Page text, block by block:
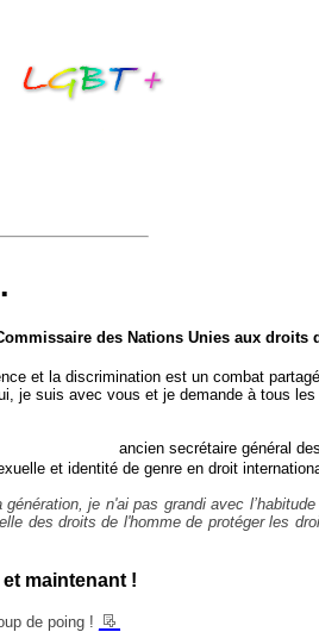
des Nations Unies aux droits
et la discrimination est un combat
je suis avec vous et je demande à tous
ancien secrétaire général
et identité de genre en droit
je n'ai pas grandi avec l’habitude
des droits de l'homme de protéger les
maintenant !
de poing ! __